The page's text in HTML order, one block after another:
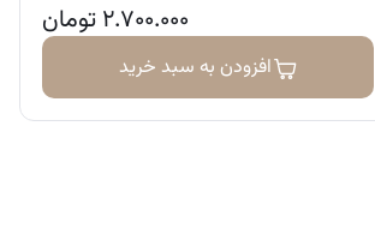
۲.۷۰۰.۰۰۰تومان
افزودن به سبد خرید